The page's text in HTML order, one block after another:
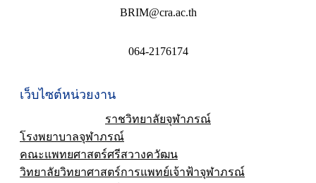
BRIM@cra.ac.th
064-2176174
เว็บไซต์หน่วยงาน
ราชวิทยาลัยจุฬาภรณ์
โรงพยาบาลจุฬาภรณ์
คณะแพทยศาสตร์ศรีสวางควัฒน
วิทยาลัยวิทยาศาสตร์การแพทย์เจ้าฟ้าจุฬาภรณ์